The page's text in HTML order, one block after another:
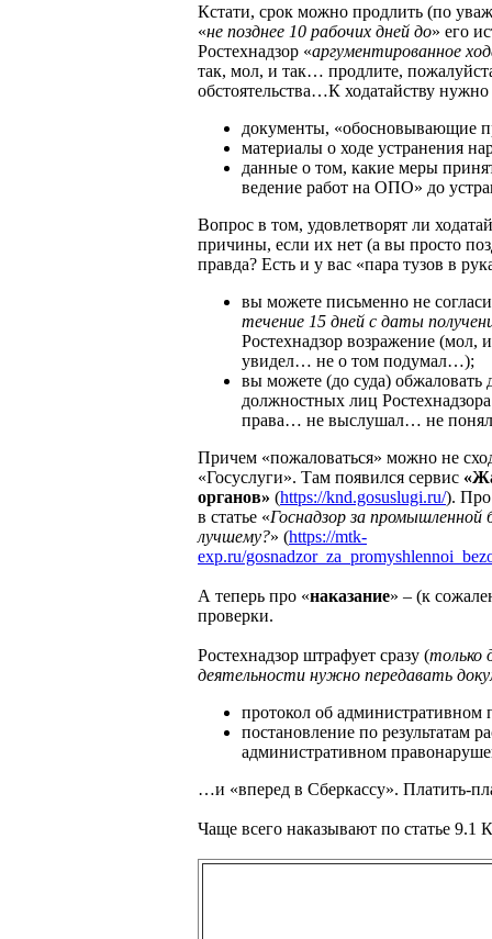
Кстати, срок можно продлить (по
«не позднее 10 рабочих дней до» его
Ростехнадзор «аргументированное
так, мол, и так… продлите,
обстоятельства…К ходатайству
документы, «обосновывающие
материалы о ходе устранения
данные о том, какие меры
ведение работ на ОПО» до
Вопрос в том, удовлетворят ли
причины, если их нет (а вы просто
правда? Есть и у вас «пара тузов в
вы можете письменно не
течение 15 дней с даты
Ростехнадзор возражение (мол,
увидел… не о том подумал…);
вы можете (до суда) обжаловать
должностных лиц
права… не выслушал… не
Причем «пожаловаться» можно не
«Госуслуги». Там появился сервис
органов» (https://knd.gosuslugi.ru/).
в статье «Госнадзор за промышленной
лучшему?» (https://mtk-
exp.ru/
А теперь про «наказание» – (к
проверки.
Ростехнадзор штрафует сразу (только
деятельности нужно передавать
протокол об административном
постановление по результатам
административном
…и «вперед в Сберкассу». Платить-
Чаще всего наказывают по статье 9.1